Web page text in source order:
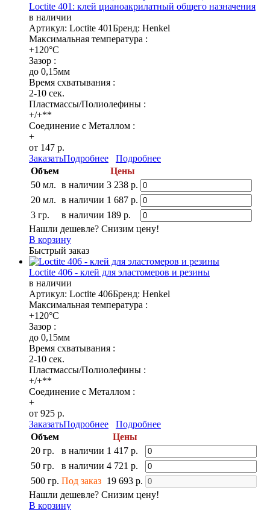
Loctite 401: клей цианоакрилатный общего назначения
в наличии
Артикул: Loctite 401Бренд: Henkel
Максимальная температура :
+120°C
Зазор :
до 0,15мм
Время схватывания :
2-10 сек.
Пластмассы/Полиолефины :
+/+**
Соединение с Металлом :
+
от 147 р.
ЗаказатьПодробнее
Подробнее
Объем
Цены
50 мл. в наличии 3 238 р.
20 мл. в наличии 1 687 р.
3 гр.
в наличии 189 р.
Нашли дешевле? Снизим цену!
В корзину
Быстрый заказ
Loctite 406 - клей для эластомеров и резины
в наличии
Артикул: Loctite 406Бренд: Henkel
Максимальная температура :
+120°C
Зазор :
до 0,15мм
Время схватывания :
2-10 сек.
Пластмассы/Полиолефины :
+/+**
Соединение с Металлом :
+
от 925 р.
ЗаказатьПодробнее
Подробнее
Объем
Цены
20 гр.
в наличии 1 417 р.
50 гр.
в наличии 4 721 р.
500 гр. Под заказ 19 693 р.
Нашли дешевле? Снизим цену!
В корзину